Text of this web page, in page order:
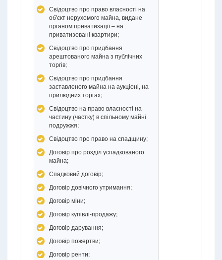
Свідоцтво про право власності на
об'єкт нерухомого майна, видане
органом приватизації – на
приватизовані квартири;
Свідоцтво про придбання
арештованого майна з публічних
торгів;
Свідоцтво про придбання
заставленого майна на аукціоні, на
прилюдних торгах;
Свідоцтво на право власності на
частину (частку) в спільному майні
подружжя;
Свідоцтво про право на спадщину;
Договір про розділ успадкованого
майна;
Спадковий договір;
Договір довічного утримання;
Договір міни;
Договір купівлі-продажу;
Договір дарування;
Договір пожертви;
Договір ренти;